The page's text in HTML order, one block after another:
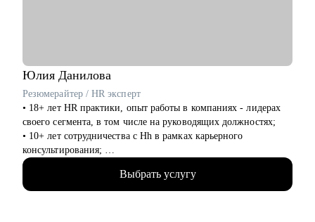
Юлия Данилова
Резюмерайтер / HR эксперт
• 18+ лет HR практики, опыт работы в компаниях - лидерах
своего сегмента, в том числе на руководящих должностях;
• 10+ лет сотрудничества с Hh в рамках карьерного
консультирования;
• 3000+ составленных резюме для специалистов различного
уровня и специализации;
• 500+ продуктивных карьерных консультаций, подготовки к
Выбрать услугу